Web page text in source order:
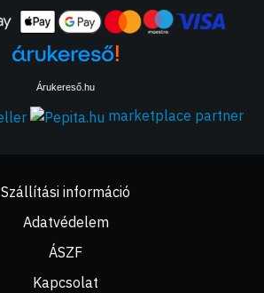
Árukereső.hu
marketplace partner
Szállítási információ
Adatvédelem
ÁSZF
Kapcsolat